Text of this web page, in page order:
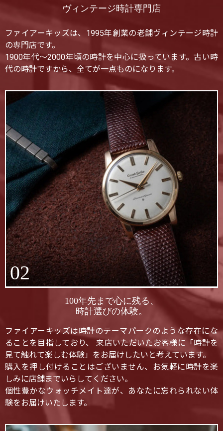
ヴィンテージ時計専門店
ファイアーキッズは、1995年創業の老舗ヴィンテージ時計
の専門店です。
1900年代〜2000年頃の時計を中心に扱っています。古い時
代の時計ですから、全てが一点ものになります。
02
100年先まで心に残る、
時計選びの体験。
ファイアーキッズは時計のテーマパークのような存在にな
ることを目指しており、 来店いただいたお客様に「時計を
見て触れて楽しむ体験」をお届けしたいと考えています。
購入を押し付けることはございません、お気軽に時計を楽
しみに店舗までいらしてください。
個性豊かなウォッチメイト達が、あなたに忘れられない体
験をお届けいたします。